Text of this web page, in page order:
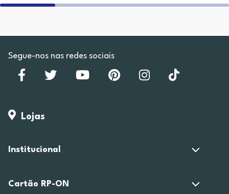
Segue-nos nas redes sociais
Lojas
Institucional
Cartão RP-ON